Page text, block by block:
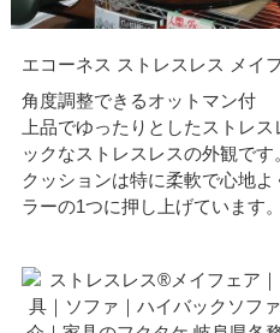
エコーネス ストレスレス メイ
角度調整できるオットマン付
上品でゆったりとしたストレ
ックなストレスレスの外観です
クッションは特に柔軟で心地
ラーの1つに押し上げています。